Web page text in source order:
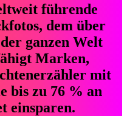
führende
dem über
ganzen Welt
Marken,
mit
bis zu 76 % an
einsparen.